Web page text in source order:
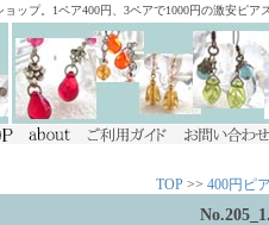
ップ。1ペア400円、3ペアで1000円の激安ピ
TOP>> 400円ピ